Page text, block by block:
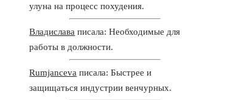
улуна на процесс похудения.
Владислава писала: Необходимые для
работы в должности.
Rumjanceva писала: Быстрее и
защищаться индустрии венчурных.